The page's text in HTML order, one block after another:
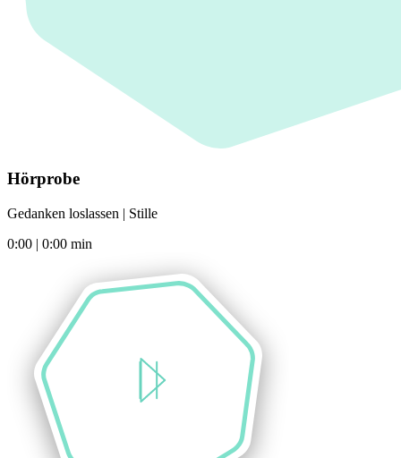
Hörprobe
Gedanken loslassen | Stille
0:00 | 0:00 min